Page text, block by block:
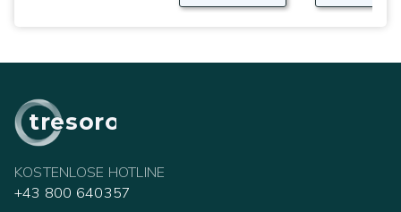
tresoro
KOSTENLOSE HOTLINE
+43 800 640357